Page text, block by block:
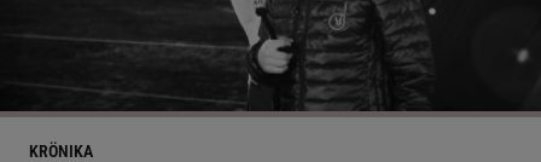
KRÖNIKA